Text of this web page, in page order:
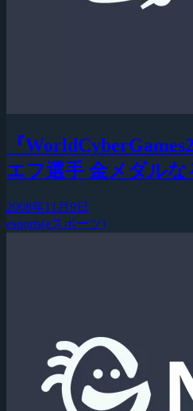
『
エフ選手 金メダルな
2008年11月9日
esports(eスポーツ)